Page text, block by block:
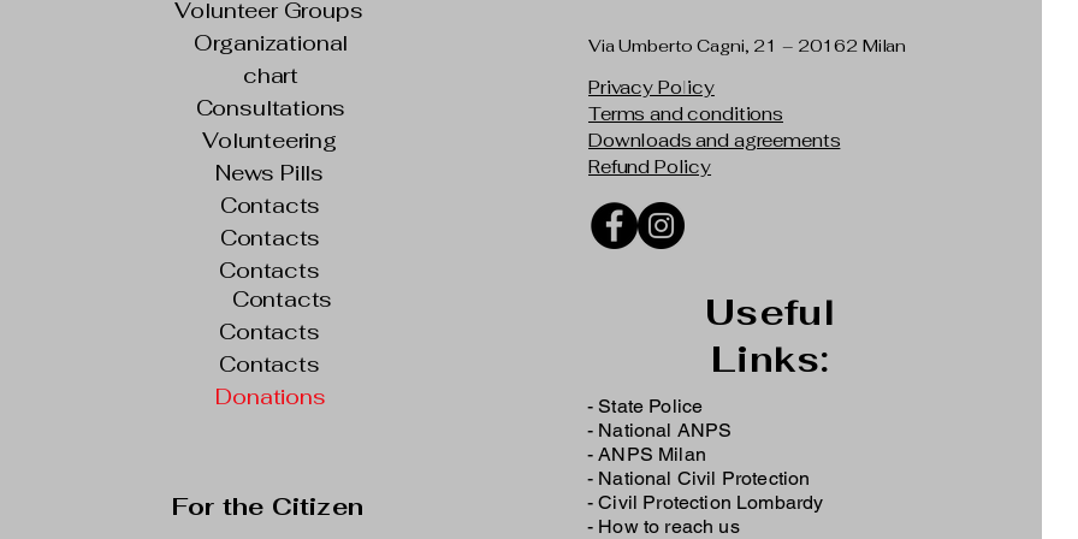
Volunteer Groups
Organizational
chart
Consultations
Volunteering
News Pills
Contacts
Contacts
Contacts
Contacts
Contacts
Contacts
Donations
For the Citizen
Via Umberto Cagni, 21 – 20162 Milan
Privacy Policy
Terms and conditions
Downloads and agreements
Refund Policy
Useful
Links:
- State Police
- National ANPS
-ANPS Milan
- National Civil Protection
-Civil Protection Lombardy
- How to reach us